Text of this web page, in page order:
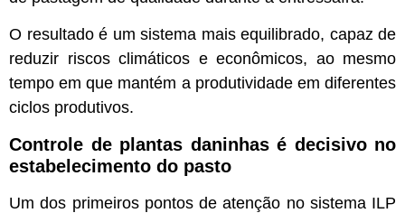
O resultado é um sistema mais equilibrado, capaz de
reduzir riscos climáticos e econômicos, ao mesmo
tempo em que mantém a produtividade em diferentes
ciclos produtivos.
Controle de plantas daninhas é decisivo no
estabelecimento do pasto
Um dos primeiros pontos de atenção no sistema ILP